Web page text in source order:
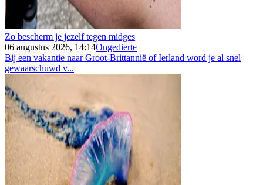
Zo bescherm je jezelf tegen midges
06 augustus 2026, 14:14Ongedierte
Bij een vakantie naar Groot-Brittannië of Ierland word je al snel
gewaarschuwd v...